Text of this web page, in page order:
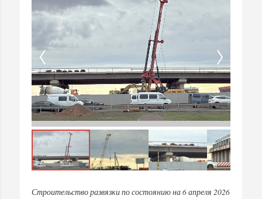
Строительство развязки по состоянию на 6 апреля 2026